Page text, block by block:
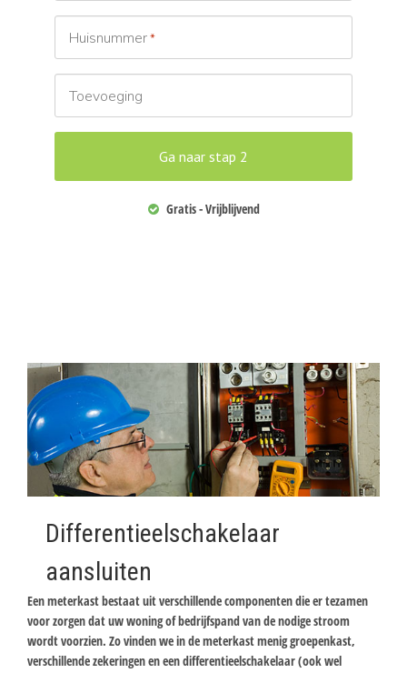
Huisnummer*
Toevoeging
Gratis - Vrijblijvend
Differentieelschakelaar
aansluiten
Een meterkast bestaat uit verschillende componenten die er tezamen
voor zorgen dat uw woning of bedrijfspand van de nodige stroom
wordt voorzien. Zo vinden we in de meterkast menig groepenkast,
verschillende zekeringen en een differentieelschakelaar (ook wel